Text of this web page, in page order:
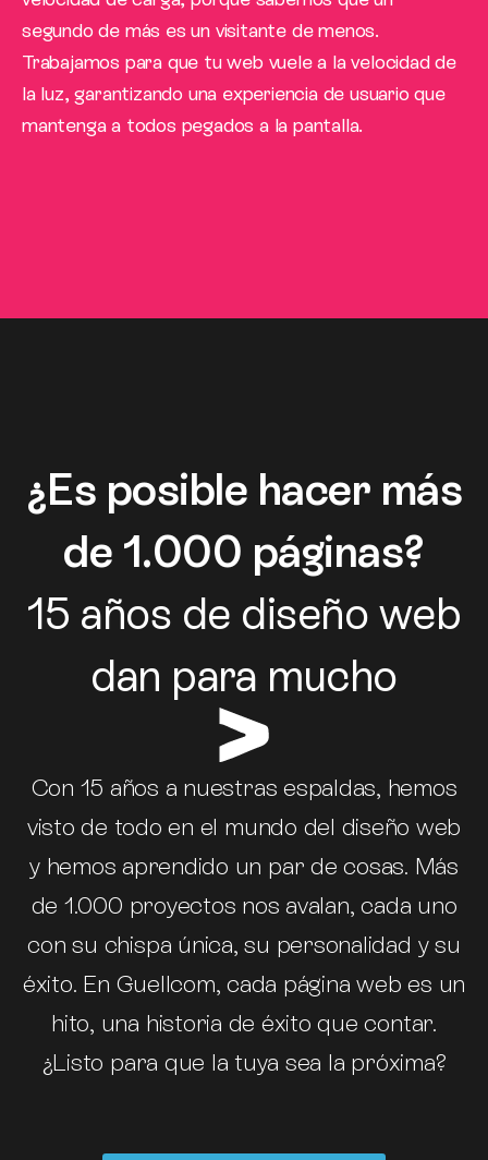
segundo de más es un visitante de menos.
Trabajamos para que tu web vuele a la velocidad de
la luz, garantizando una experiencia de usuario que
mantenga a todos pegados a la pantalla.
¿Es posible hacer más
de 1.000 páginas?
15 años de diseño web
dan para mucho
Con 15 años a nuestras espaldas, hemos
visto de todo en el mundo del diseño web
y hemos aprendido un par de cosas. Más
de 1.000 proyectos nos avalan, cada uno
con su chispa única, su personalidad y su
éxito. En Guellcom, cada página web es un
hito, una historia de éxito que contar.
¿Listo para que la tuya sea la próxima?